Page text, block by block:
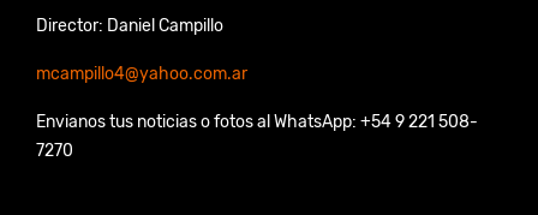
Director: Daniel Campillo
mcampillo4@yahoo.com.ar
Envianos tus noticias o fotos al WhatsApp: +54 9 221 508-
7270